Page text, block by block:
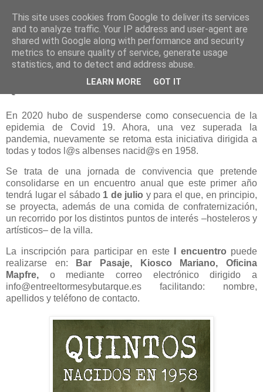
Quint@s del 58: Jornada de convivencia
En 2020 hubo de suspenderse como consecuencia de la
epidemia de Covid 19. Ahora, una vez superada la
pandemia, nuevamente se retoma esta iniciativa dirigida a
todas y todos l@s albenses nacid@s en 1958.
Se trata de una jornada de convivencia que pretende
consolidarse en un encuentro anual que este primer año
tendrá lugar el sábado 1 de julio y para el que, en principio,
se proyecta, además de una comida de confraternización,
un recorrido por los distintos puntos de interés –hosteleros y
artísticos– de la villa.
La inscripción para participar en este I encuentro puede
realizarse en:
Bar Pasaje, Kiosco Mariano, Oficina
Mapfre, o mediante correo electrónico dirigido a
info@entreeltormesybutarque.es facilitando: nombre,
apellidos y teléfono de contacto.
This site uses cookies from Google to deliver its services
and to analyze traffic. Your IP address and user-agent are
shared with Google along with performance and security
metrics to ensure quality of service, generate usage
statistics, and to detect and address abuse.
LEARN MORE GOT IT